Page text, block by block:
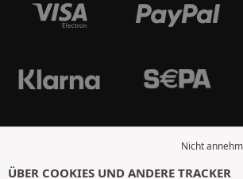
Nicht
ÜBER COOKIES UND ANDERE TRACKER